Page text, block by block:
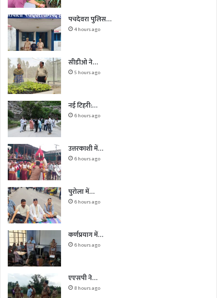
पचदेवरा पुलिस…
4 hours ago
सीडीओ ने…
5 hours ago
नई टिहरी:…
6 hours ago
उत्तरकाशी में…
6 hours ago
पुरोला में…
6 hours ago
कर्णप्रयाग में…
6 hours ago
एएसपी ने…
8 hours ago